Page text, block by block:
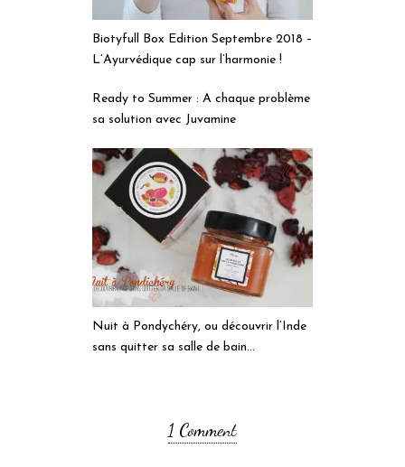
Biotyfull Box Edition Septembre 2018 –
L’Ayurvédique cap sur l’harmonie !
Ready to Summer : A chaque problème
sa solution avec Juvamine
Nuit à Pondychéry, ou découvrir l’Inde
sans quitter sa salle de bain…
1 Comment